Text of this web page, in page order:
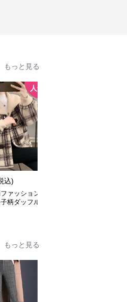
もっと見る
人気
込)
ァッション
柄ダッフル
もっと見る